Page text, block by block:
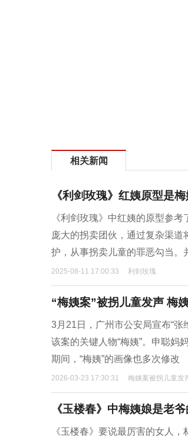
相关新闻
《利剑玫瑰》红姨原型是梅
《利剑玫瑰》中红姨的原型参
庞大的拐卖团伙，通过复杂渠道
护，从事拐卖儿童的罪恶勾当。
2025-08-11 17:00:33 利剑玫瑰
“梅姨案”被拐儿童发声 梅
3月21日，广州市公安局宣布“
该案的关键人物“梅姨”。申聪妈
期间，“梅姨”的画像也多次修改
2026-03-23 17:30:31 梅姨案被拐儿童发
《玉楼春》中梅姨娘是老
《玉楼春》要说最厉害的女人